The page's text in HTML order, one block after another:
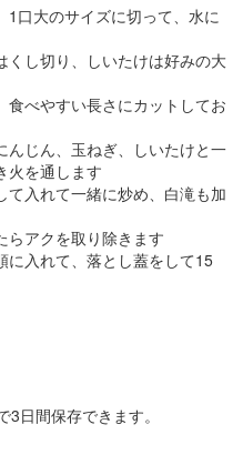
1口大のサイズに切って、水に
くし切り、しいたけは好みの大
食べやすい長さにカットしてお
んじん、玉ねぎ、しいたけと一
火を通します
入れて一緒に炒め、白滝も加
らアクを取り除きます
に入れて、落とし蓋をして15
日間保存できます。